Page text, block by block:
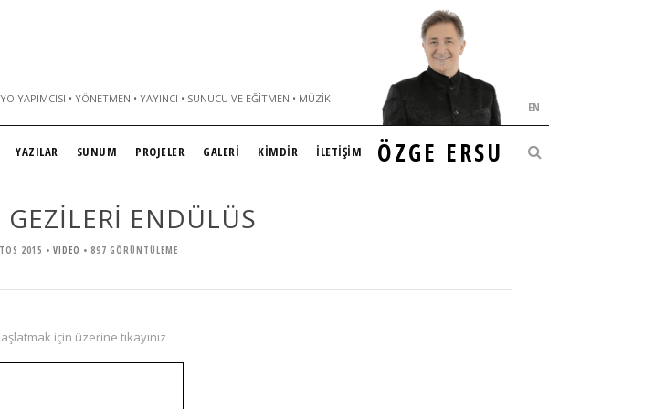
YAPIMCISI • YÖNETMEN • YAYINCI • SUNUCU VE EĞITMEN • MÜZIK
ÖZGE ERSU
EN
YAZILAR SUNUM PROJELER GALERİ KİMDİR İLETİŞİM
GEZİLERİ ENDÜLÜS
2015 • VIDEO • 897 GÖRÜNTÜLEME
için üzerine tıkayınız